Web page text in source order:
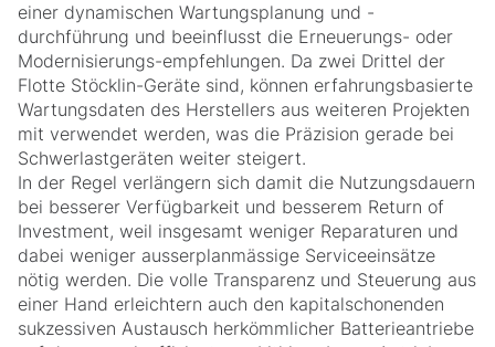
einer dynamischen Wartungsplanung und -
durchführung und beeinflusst die Erneuerungs- oder
Modernisierungs-empfehlungen. Da zwei Drittel der
Flotte Stöcklin-Geräte sind, können erfahrungsbasierte
Wartungsdaten des Herstellers aus weiteren Projekten
mit verwendet werden, was die Präzision gerade bei
Schwerlastgeräten weiter steigert.
In der Regel verlängern sich damit die Nutzungsdauern
bei besserer Verfügbarkeit und besserem Return of
Investment, weil insgesamt weniger Reparaturen und
dabei weniger ausserplanmässige Serviceeinsätze
nötig werden. Die volle Transparenz und Steuerung aus
einer Hand erleichtern auch den kapitalschonenden
sukzessiven Austausch herkömmlicher Batterieantriebe